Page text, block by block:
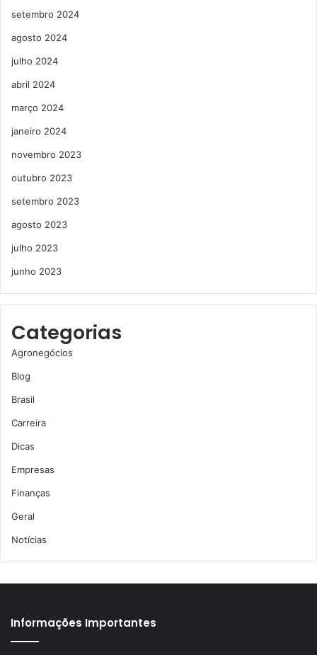
setembro 2024
agosto 2024
julho 2024
abril 2024
março 2024
janeiro 2024
novembro 2023
outubro 2023
setembro 2023
agosto 2023
julho 2023
junho 2023
Categorias
Agronegócios
Blog
Brasil
Carreira
Dicas
Empresas
Finanças
Geral
Notícias
Informações Importantes